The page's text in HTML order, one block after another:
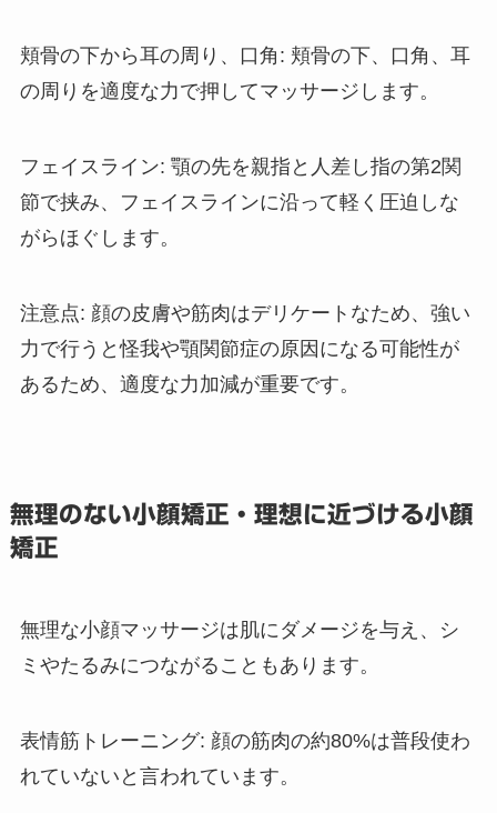
頬骨の下から耳の周り、口角: 頬骨の下、口角、耳
の周りを適度な力で押してマッサージします。
フェイスライン: 顎の先を親指と人差し指の第2関
節で挟み、フェイスラインに沿って軽く圧迫しな
がらほぐします。
注意点: 顔の皮膚や筋肉はデリケートなため、強い
力で行うと怪我や顎関節症の原因になる可能性が
あるため、適度な力加減が重要です。
無理のない小顔矯正・理想に近づける小顔
矯正
無理な小顔マッサージは肌にダメージを与え、シ
ミやたるみにつながることもあります。
表情筋トレーニング: 顔の筋肉の約80%は普段使わ
れていないと言われています。